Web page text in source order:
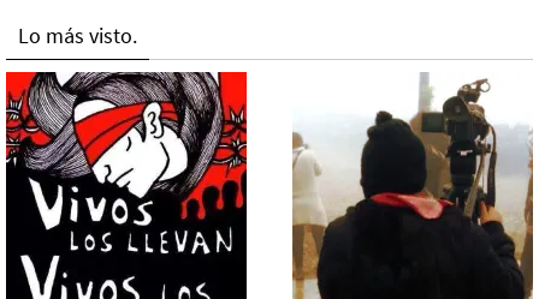
Lo más visto.